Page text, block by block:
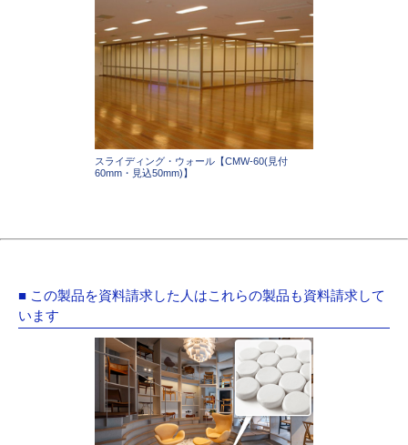
スライディング・ウォール【CMW-60(見付
60mm・見込50mm)】
■ この製品を資料請求した人はこれらの製品も資料請求して
います